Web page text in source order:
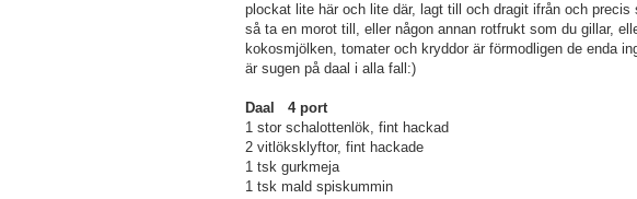
plockat lite här och lite där, lagt till och dragit ifrån och
så ta en morot till, eller någon annan rotfrukt som du gillar,
kokosmjölken, tomater och kryddor är förmodligen de enda
är sugen på daal i alla fall:)
Daal 4 port
1 stor schalottenlök, fint hackad
2 vitlöksklyftor, fint hackade
1 tsk gurkmeja
1 tsk mald spiskummin